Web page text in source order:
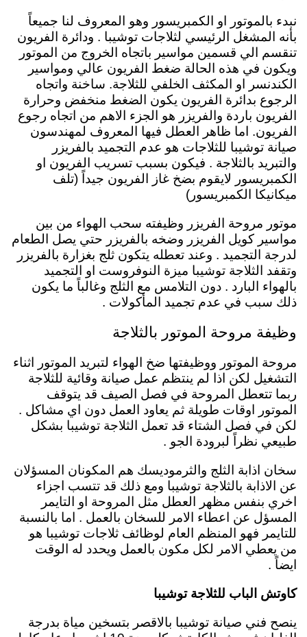
نبدء بالموتور او الكمبريسور وهو المعروف لنا جميعاً
بأنه المشغل الرئيسي لثلاجات توشيبا . ودائرة الفريون
تنقسم الي قسمين مواسير باتجاه الخروج من الموتور
ويكون في هذه الحالة ضغط الفريون عالي ومواسير
الكندنسر او المكثف الخلفي للثلاجة. ساخنة واتجاه
الرجوع بدائرة الفريون يكون الضغط منخفض وحرارة
الفريون باردة والفريزر هو الجزء الاهم من اتجاه رجوع
الفريون. اما ظاهر العطل فيها المعروف لمهندسون
صيانة توشيبا للثلاجات هو عدم التجميد بالفريزر
والتبريد بالثلاجة . فيكون بسبب تسريب الفريون او
الكمبريسور لايقوم بضخ غاز الفريون جيداً (تلف
ميكانيكا الكمبريسور)
موتور مروحة الفريزر وظيفته سحب الهواء من بين
مواسير كويل الفريزر وضخه بالفريزر حتي يصل الطعام
لدرجة التجميد . وعند تعطله يتكون ثلج بغزارة بالفريزر
وتقفد الثلاجة توشيبا ميزة النوفروست او التجميد
بالهواء البارد . دون التلامس مع الثلج وغالباً ما يكون
ذلك سبب في عدم تجميد المأكولات .
وظيفة مروحة الموتور بالثلاجة
مروحة الموتور ووظيفتها ضخ الهواء لتبريد الموتور اثناء
التشغيل لكن اذا لم ينتظم عمل صيانة وقائية للثلاجة
ربما تتعطل المروحة في فصل الصيف قد يتوقف
الموتور اوقات طويلة ثم يعاود العمل دون اي مشاكل .
لكن في فصل الشتاء قد تعمل الثلاجة توشيبا بشكل
طبيعي نظراً لبرودة الجو .
سخان اذابة الثلج والثرموديسك هم المكونان المسؤلان
عن الاذابة بالثلاجة توشيبا ومع ذلك قد تتسب اجزاء
اخري بنفس مظهر العطل مثل المروحة او التايمر
المسؤل عن اعطاء الامر للسخان بالعمل . اما بالنسبة
للتايمر فهو المنظم العام لوظائف ثلاجات توشيبا هو
من يعطي الامر لكل مكون بالعمل ويحدد له الوقت
ايضاً .
كاوتش الباب للثلاجة توشيبا
ينصح فني صيانة توشيبا بالاقصر بتسخين مياة بدرجة